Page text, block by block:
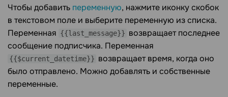
Чтобы добавить переменную, нажмите иконку скобок
в текстовом поле и выберите переменную из списка.
Переменная {{last_message}} возвращает последнее
сообщение подписчика. Переменная
{{$current_datetime}} возвращает время, когда оно
было отправлено. Можно добавлять и собственные
переменные.